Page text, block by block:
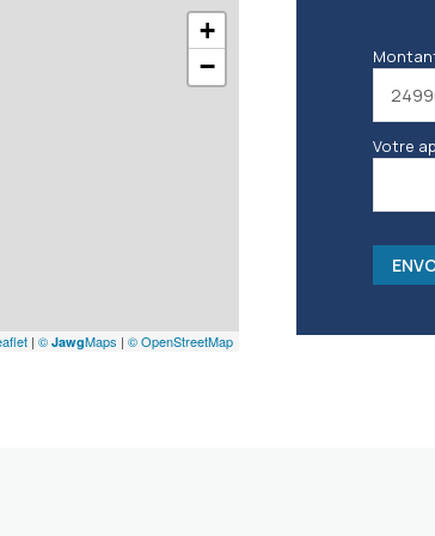
+
−
| © JawgMaps | © OpenStreetMap
Votre